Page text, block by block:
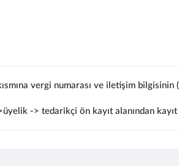
vergi numarası ve iletişim bilgisinin
-> tedarikçi ön kayıt alanından